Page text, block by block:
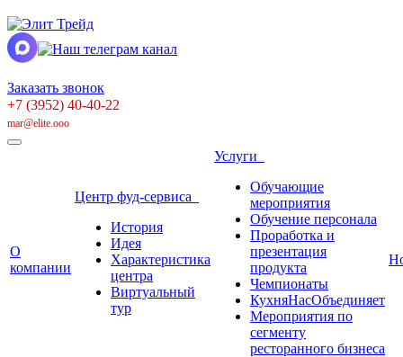
Заказать звонок
+7 (3952) 40-40-22
mar@elite.ooo
О
компании
Центр фуд-сервиса
История
Идея
Характеристика
центра
Виртуальный
тур
Услуги
Обучающие
мероприятия
Обучение персонала
Проработка и
презентация
продукта
Чемпионаты
КухняНасОбъединяет
Мероприятия по
сегменту
ресторанного бизнеса